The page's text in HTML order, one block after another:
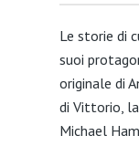
Le storie di
suoi
originale di
di Vittorio,
Michael